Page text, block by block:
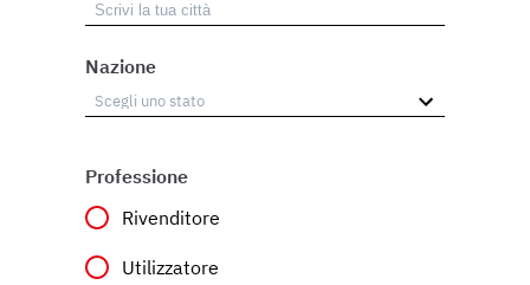
Nazione
Professione
Rivenditore
Utilizzatore